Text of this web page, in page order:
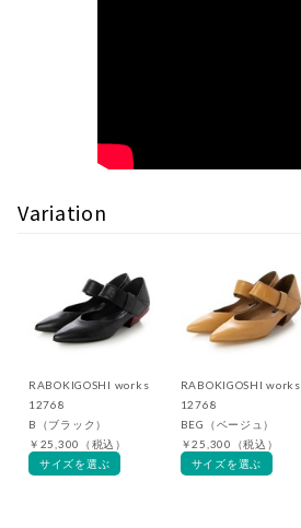
Variation
RABOKIGOSHI works
12768
B（ブラック）
￥25,300（税込）
サイズを選ぶ
RABOKIGOSHI works
12768
BEG（ベージュ）
￥25,300（税込）
サイズを選ぶ